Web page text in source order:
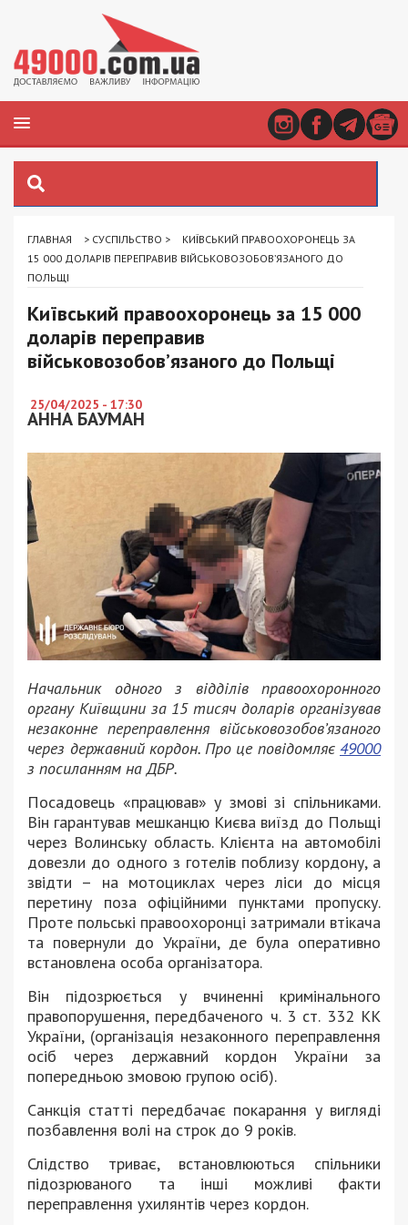
ГЛАВНАЯ > СУСПІЛЬСТВО >
КИЇВСЬКИЙ ПРАВООХОРОНЕЦЬ ЗА
15 000 ДОЛАРІВ ПЕРЕПРАВИВ ВІЙСЬКОВОЗОБОВ’ЯЗАНОГО ДО
ПОЛЬЩІ
Київський правоохоронець за 15 000
доларів переправив
військовозобов’язаного до Польщі
25/04/2025 - 17:30
АННА БАУМАН
Начальник одного з відділів правоохоронного
органу Київщини за 15 тисяч доларів організував
незаконне переправлення військовозобов’язаного
через державний кордон. Про це повідомляє 49000
з посиланням на ДБР.
Посадовець «працював» у змові зі спільниками.
Він гарантував мешканцю Києва виїзд до Польщі
через Волинську область. Клієнта на автомобілі
довезли до одного з готелів поблизу кордону, а
звідти – на мотоциклах через ліси до місця
перетину поза офіційними пунктами пропуску.
Проте польські правоохоронці затримали втікача
та повернули до України, де була оперативно
встановлена особа організатора.
Він підозрюється у вчиненні кримінального
правопорушення, передбаченого ч. 3 ст. 332 КК
України, (організація незаконного переправлення
осіб через державний кордон України за
попередньою змовою групою осіб).
Санкція статті передбачає покарання у вигляді
позбавлення волі на строк до 9 років.
Слідство триває, встановлюються спільники
підозрюваного та інші можливі факти
переправлення ухилянтів через кордон.